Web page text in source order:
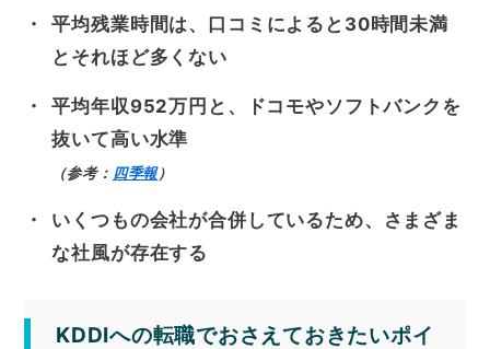
平均残業時間は、口コミによると30時間未満
とそれほど多くない
平均年収952万円と、ドコモやソフトバンクを
抜いて高い水準
（参考： 四季報）
いくつもの会社が合併しているため、さまざま
な社風が存在する
KDDIへの転職でおさえておきたいポイ